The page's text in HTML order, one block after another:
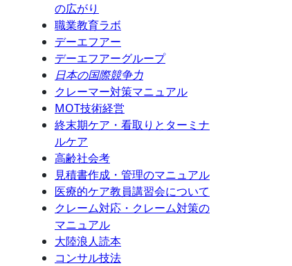
の広がり
職業教育ラボ
デーエフアー
デーエフアーグループ
日本の国際競争力
クレーマー対策マニュアル
MOT技術経営
終末期ケア・看取りとターミナ
ルケア
高齢社会考
見積書作成・管理のマニュアル
医療的ケア教員講習会について
クレーム対応・クレーム対策の
マニュアル
大陸浪人読本
コンサル技法